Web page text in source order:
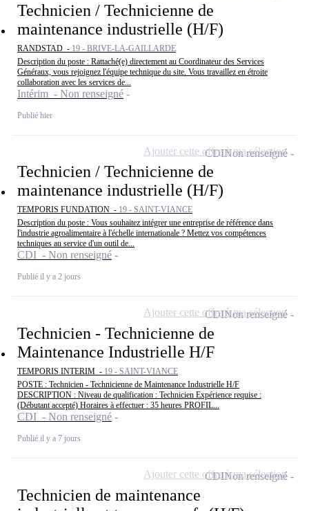
Technicien / Technicienne de
maintenance industrielle (H/F)
RANDSTAD - 19 - BRIVE-LA-GAILLARDE
Description du poste : Rattaché(e) directement au Coordinateur des Services
Généraux, vous rejoignez l'équipe technique du site. Vous travaillez en étroite
collaboration avec les services de...
Intérim - Non renseigné
Publié hier
Technicien / Technicienne de
maintenance industrielle (H/F)
TEMPORIS FUNDATION - 19 - SAINT-VIANCE
Description du poste : Vous souhaitez intégrer une entreprise de référence dans
l'industrie agroalimentaire à l'échelle internationale ? Mettez vos compétences
techniques au service d'un outil de...
CDI - Non renseigné
Publié il y a 2 jours
CDINon renseigné
Ajouter cette offre à ma sélection
Technicien - Technicienne de
Maintenance Industrielle H/F
TEMPORIS INTERIM - 19 - SAINT-VIANCE
POSTE : Technicien - Technicienne de Maintenance Industrielle H/F
DESCRIPTION : Niveau de qualification : Technicien Expérience requise :
(Débutant accepté) Horaires à effectuer : 35 heures PROFIL...
CDI - Non renseigné
Publié il y a 7 jours
CDINon renseigné
Ajouter cette offre à ma sélection
Technicien de maintenance
CDINon renseigné
Ajouter cette offre à ma sélection